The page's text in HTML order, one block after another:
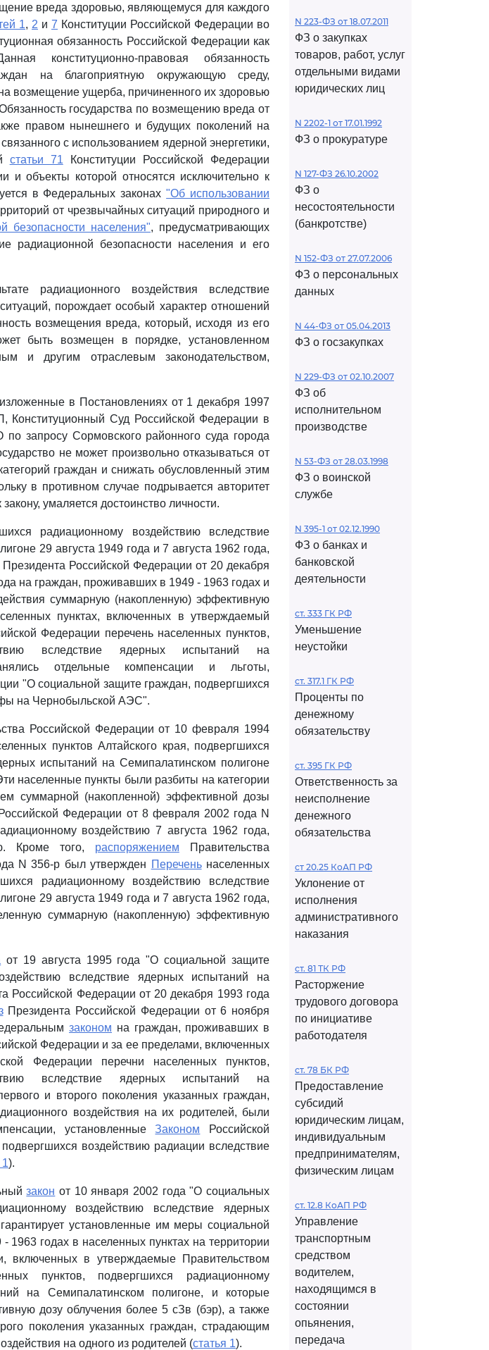
вреда здоровью, являющемуся для каждого
1, 2 и 7 Конституции Российской Федерации во
обязанность Российской Федерации как
конституционно-правовая обязанность
на благоприятную окружающую среду,
возмещение ущерба, причиненного их здоровью
государства по возмещению вреда от
правом нынешнего и будущих поколений на
с использованием ядерной энергетики,
статьи 71 Конституции Российской Федерации
и объекты которой относятся исключительно к
в Федеральных законах"Об использовании
от чрезвычайных ситуаций природного и
безопасности населения", предусматривающих
радиационной безопасности населения и его
радиационного воздействия вследствие
порождает особый характер отношений
возмещения вреда, который, исходя из его
быть возмещен в порядке, установленном
и другим отраслевым законодательством,
в Постановлениях от 1 декабря 1997
Суд Российской Федерации в
запросу Сормовского районного суда города
не может произвольно отказываться от
граждан и снижать обусловленный этим
в противном случае подрывается авторитет
умаляется достоинство личности.
радиационному воздействию вследствие
29 августа 1949 года и 7 августа 1962 года,
Президента Российской Федерации от 20 декабря
на граждан, проживавших в 1949 - 1963 годах и
суммарную (накопленную) эффективную
пунктах, включенных в утверждаемый
Федерации перечень населенных пунктов,
вследствие ядерных испытаний на
отдельные компенсации и льготы,
"О социальной защите граждан, подвергшихся
на Чернобыльской АЭС".
Российской Федерации от 10 февраля 1994
пунктов Алтайского края, подвергшихся
испытаний на Семипалатинском полигоне
населенные пункты были разбиты на категории
суммарной (накопленной) эффективной дозы
Федерации от 8 февраля 2002 года N
воздействию 7 августа 1962 года,
Кроме того, распоряжением Правительства
N 356-р был утвержден Переченьнаселенных
радиационному воздействию вследствие
29 августа 1949 года и 7 августа 1962 года,
суммарную (накопленную) эффективную
от 19 августа 1995 года "О социальной защите
вследствие ядерных испытаний на
Российской Федерации от 20 декабря 1993 года
Президента Российской Федерации от 6 ноября
законом на граждан, проживавших в
Федерации и за ее пределами, включенных
Федерации перечни населенных пунктов,
вследствие ядерных испытаний на
и второго поколения указанных граждан,
воздействия на их родителей, были
установленныеЗаконом Российской
воздействию радиации вследствие
1).
закон от 10 января 2002 года "О социальных
воздействию вследствие ядерных
установленные им меры социальной
годах в населенных пунктах на территории
включенных в утверждаемые Правительством
пунктов, подвергшихся радиационному
на Семипалатинском полигоне, и которые
дозу облучения более 5 сЗв (бэр), а также
поколения указанных граждан, страдающим
на одного из родителей (статья 1).
N 223-ФЗ от 18.07.2011
ФЗ о закупках
товаров, работ, услуг
отдельными видами
юридических лиц
N 2202-1 от 17.01.1992
ФЗ о прокуратуре
N 127-ФЗ 26.10.2002
ФЗ о
несостоятельности
(банкротстве)
N 152-ФЗ от 27.07.2006
ФЗ о персональных
данных
N 44-ФЗ от 05.04.2013
ФЗ о госзакупках
N 229-ФЗ от 02.10.2007
ФЗ об
исполнительном
производстве
N 53-ФЗ от 28.03.1998
ФЗ о воинской
службе
N 395-1 от 02.12.1990
ФЗ о банках и
банковской
деятельности
ст. 333 ГК РФ
Уменьшение
неустойки
ст. 317.1 ГК РФ
Проценты по
денежному
обязательству
ст. 395 ГК РФ
Ответственность за
неисполнение
денежного
обязательства
ст 20.25 КоАП РФ
Уклонение от
исполнения
административного
наказания
ст. 81 ТК РФ
Расторжение
трудового договора
по инициативе
работодателя
ст. 78 БК РФ
Предоставление
субсидий
юридическим лицам,
индивидуальным
предпринимателям,
физическим лицам
ст. 12.8 КоАП РФ
Управление
транспортным
средством
водителем,
находящимся в
состоянии
опьянения,
передача